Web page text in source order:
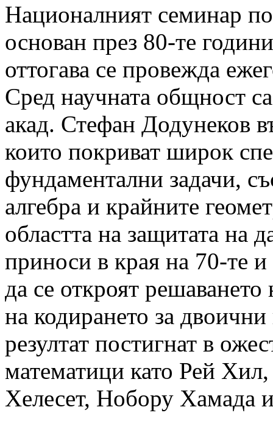
Националният семинар
основан през 80-те
оттогава се провежда
Сред научната общност
акад. Стефан Додунеков
които покриват широк
фундаментални задачи,
алгебра и крайните
областта на защитата на
приноси в края на 70-те
да се откроят решаването
на кодирането за
резултат постигнат в
математици като Рей
Хелесет, Нобору Хамада